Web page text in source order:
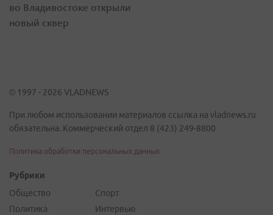
во Владивостоке открыли
новый сквер
© 1997 - 2026 VLADNEWS
При любом использовании материалов ссылка на vladnews.ru
обязательна. Коммерческий отдел 8 (423) 249-8800
Политика обработки персональных данных
Рубрики
Общество
Политика
Спорт
Интервью